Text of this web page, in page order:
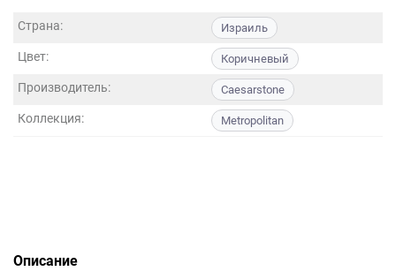
Страна: Израиль
Цвет: Коричневый
Производитель: Caesarstone
Коллекция: Metropolitan
Описание